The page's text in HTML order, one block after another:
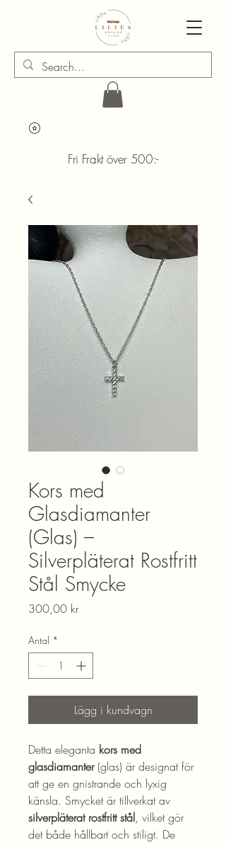
Fri Frakt över 500:-
Kors med
Glasdiamanter
(Glas) –
Silverpläterat Rostfritt
Stål Smycke
300,00 krPris
Antal *
Lägg i kundvagn
Detta eleganta kors med
glasdiamanter(glas) är designat för
att ge en gnistrande och lyxig
känsla. Smycket är tillverkat av
silverpläterat rostfritt stål, vilket gör
det både hållbart och stiligt. De